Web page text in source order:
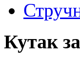
Кутак